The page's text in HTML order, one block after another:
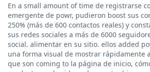
En a small amount of time de registrarse
emergente de powr, pudieron boost sus
250% (más de 600 contactos reales) y
sus redes sociales a más de 6000
social. alimentar en su sitio. ellos added
una forma visual de mostrar rápidamente
que son coming to la página de inicio,